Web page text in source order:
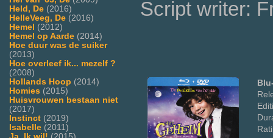
Held, De (2016)
HelleVeeg, De (2016)
Hemel (2012)
Hemel op Aarde (2014)
Hoe duur was de suiker
(2013)
Hoe overleef ik... mezelf ?
(2008)
Hollands Hoop (2014)
Homies (2015)
Huisvrouwen bestaan niet
(2017)
Instinct (2019)
Isabelle (2011)
Script writer: